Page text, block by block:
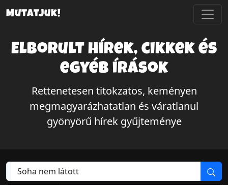
Mutatjuk!
Elborult hírek, cikkek és
egyéb írások
Rettenetesen titokzatos, keményen
megmagyarázhatatlan és váratlanul
gyönyörű hírek gyűjteménye